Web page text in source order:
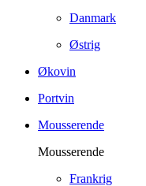
Danmark
Østrig
Økovin
Portvin
Mousserende
Mousserende
Frankrig